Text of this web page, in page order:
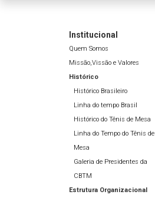
Institucional
Quem Somos
Missão,Vissão e Valores
Histórico
Histórico Brasileiro
Linha do tempo Brasil
Histórico do Tênis de Mesa
Linha do Tempo do Tênis de
Mesa
Galeria de Presidentes da
CBTM
Estrutura Organizacional